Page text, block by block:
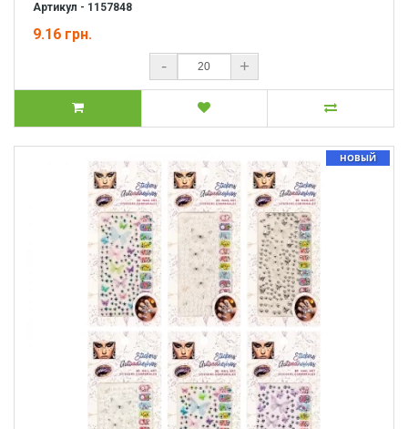
Артикул - 1157848
9.16 грн.
- +
НОВЫЙ